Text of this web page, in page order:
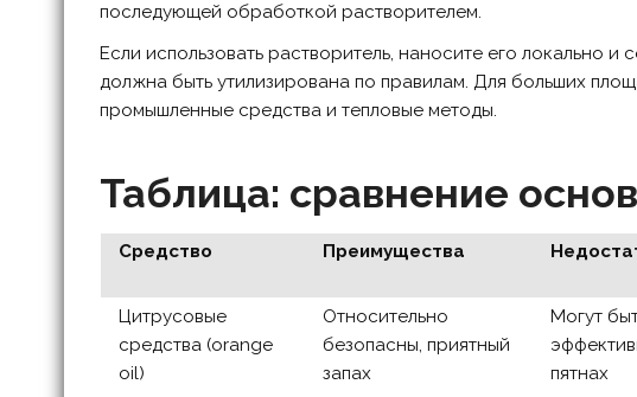
последующей обработкой растворителем.
Если использовать растворитель, наносите его локально
должна быть утилизирована по правилам. Для больших
промышленные средства и тепловые методы.
Таблица: сравнение
Средство Преимущества
Цитрусовые
средства (orange
oil)
Относительно
безопасны, приятный
запах
Могут
пятнах